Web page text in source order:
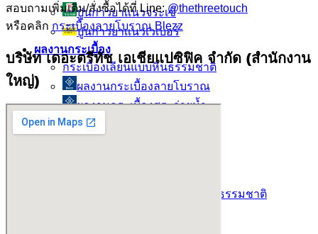
ปูนกาวยาเเนวจระเข้
ปูนกาวยาเเนวเวเบอร์
ผลงานกระเบื้อง
กระเบื้องเลียนแบบหินธรรมชาติ
ผลงานกระเบื้องลายโบราณ
ผลงานกระเบื้องสระว่ายนํ้า
กระเบื้องลายไม้
กระเบื้องพอร์ชเลน เลียนเเบบหินธรรมชาติ
สอบถามเพิ่มเติม/สั่งซื้อได้ที่ Line:@thethreetouch
หรือคลิก กระเบื้องลายโบราณ Blezz
บริษัท เดอะตรีทัช เอเชียแปซิฟิค จำกัด (สำนักงาน
ใหญ่)